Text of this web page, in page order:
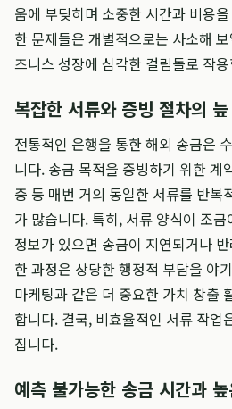
움에 부딪히며 소중한 시간과 비용
한 문제들은 개별적으로는 사소해
즈니스 성장에 심각한 걸림돌로 작
복잡한 서류와 증빙 절차의 늪
전통적인 은행을 통한 해외 송금은
니다. 송금 목적을 증빙하기 위한 계
증 등 매번 거의 동일한 서류를 반복
가 많습니다. 특히, 서류 양식이 조
정보가 있으면 송금이 지연되거나
한 과정은 상당한 행정적 부담을 야
마케팅과 같은 더 중요한 가치 창출
합니다. 결국, 비효율적인 서류 작업
집니다.
예측 불가능한 송금 시간과